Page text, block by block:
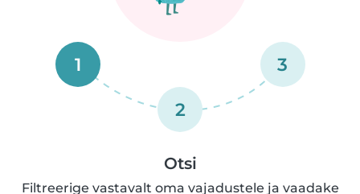
1
2
3
Otsi
Filtreerige vastavalt oma vajadustele ja vaadake